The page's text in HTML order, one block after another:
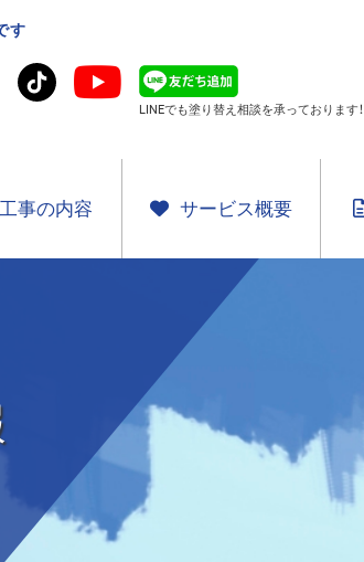
す
LINEでも塗り替え相談を承っております！
工事の内容 サービス概要